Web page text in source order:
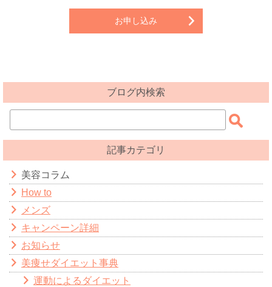
お申し込み
ブログ内検索
記事カテゴリ
美容コラム
How to
メンズ
キャンペーン詳細
お知らせ
美痩せダイエット事典
運動によるダイエット